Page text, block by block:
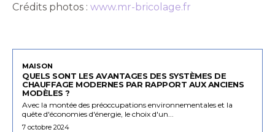
Crédits photos : www.mr-bricolage.fr
MAISON
QUELS SONT LES AVANTAGES DES SYSTÈMES DE
CHAUFFAGE MODERNES PAR RAPPORT AUX ANCIENS
MODÈLES ?
Avec la montée des préoccupations environnementales et la
quête d'économies d'énergie, le choix d'un...
7 octobre 2024